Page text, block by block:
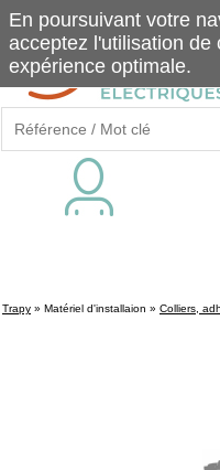
Trapy » Matériel d'installaion » Colliers,
En poursuivant votre
acceptez l'utilisation de
expérience optimale.